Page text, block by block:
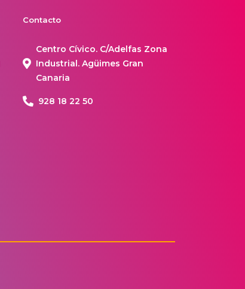
Contacto
Centro Cívico. C/Adelfas Zona
Industrial. Agüimes Gran
Canaria
928 18 22 50